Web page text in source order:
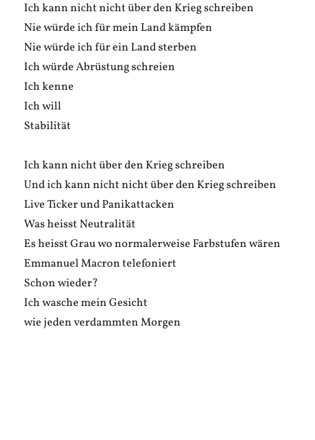
Ich kann nicht nicht über den Krieg schreiben
Nie würde ich für mein Land kämpfen
Nie würde ich für ein Land sterben
Ich würde Abrüstung schreien
Ich kenne
Ich will
Stabilität
Ich kann nicht über den Krieg schreiben
Und ich kann nicht nicht über den Krieg schreiben
Live Ticker und Panikattacken
Was heisst Neutralität
Es heisst Grau wo normalerweise Farbstufen wären
Emmanuel Macron telefoniert
Schon wieder?
Ich wasche mein Gesicht
wie jeden verdammten Morgen